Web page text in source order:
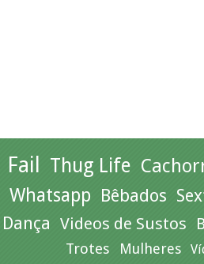
Fail Thug Life
Whatsapp Bêbados
Dança Videos de Sustos
Trotes Mulheres